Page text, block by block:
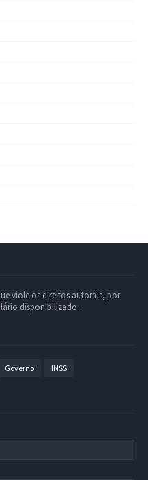
viole os direitos autorais, por
disponibilizado.
Governo INSS